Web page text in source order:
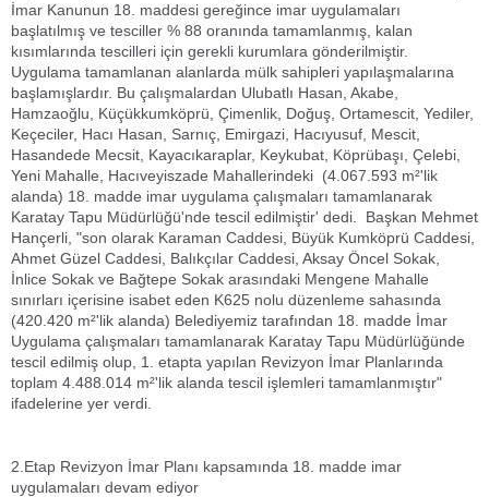
İmar Kanunun 18. maddesi gereğince imar uygulamaları
başlatılmış ve tesciller % 88 oranında tamamlanmış, kalan
kısımlarında tescilleri için gerekli kurumlara gönderilmiştir.
Uygulama tamamlanan alanlarda mülk sahipleri yapılaşmalarına
başlamışlardır. Bu çalışmalardan Ulubatlı Hasan, Akabe,
Hamzaoğlu, Küçükkumköprü, Çimenlik, Doğuş, Ortamescit, Yediler,
Keçeciler, Hacı Hasan, Sarnıç, Emirgazi, Hacıyusuf, Mescit,
Hasandede Mecsit, Kayacıkaraplar, Keykubat, Köprübaşı, Çelebi,
Yeni Mahalle, Hacıveyiszade Mahallerindeki (4.067.593 m²'lik
alanda) 18. madde imar uygulama çalışmaları tamamlanarak
Karatay Tapu Müdürlüğü'nde tescil edilmiştir' dedi. Başkan Mehmet
Hançerli, "son olarak Karaman Caddesi, Büyük Kumköprü Caddesi,
Ahmet Güzel Caddesi, Balıkçılar Caddesi, Aksay Öncel Sokak,
İnlice Sokak ve Bağtepe Sokak arasındaki Mengene Mahalle
sınırları içerisine isabet eden K625 nolu düzenleme sahasında
(420.420 m²'lik alanda) Belediyemiz tarafından 18. madde İmar
Uygulama çalışmaları tamamlanarak Karatay Tapu Müdürlüğünde
tescil edilmiş olup, 1. etapta yapılan Revizyon İmar Planlarında
toplam 4.488.014 m²'lik alanda tescil işlemleri tamamlanmıştır"
ifadelerine yer verdi.
2.Etap Revizyon İmar Planı kapsamında 18. madde imar
uygulamaları devam ediyor